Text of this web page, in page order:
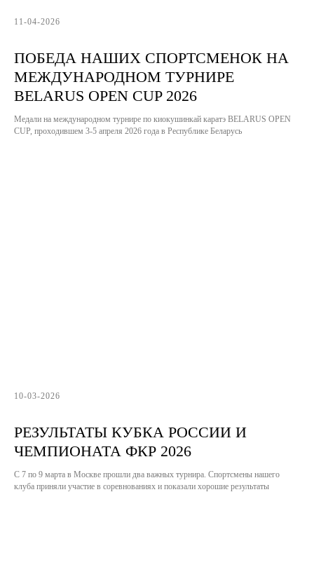
11-04-2026
ПОБЕДА НАШИХ СПОРТСМЕНОК НА
МЕЖДУНАРОДНОМ ТУРНИРЕ
BELARUS OPEN CUP 2026
Медали на международном турнире по киокушинкай каратэ BELARUS OPEN
CUP, проходившем 3-5 апреля 2026 года в Республике Беларусь
10-03-2026
РЕЗУЛЬТАТЫ КУБКА РОССИИ И
ЧЕМПИОНАТА ФКР 2026
С 7 по 9 марта в Москве прошли два важных турнира. Спортсмены нашего
клуба приняли участие в соревнованиях и показали хорошие результаты